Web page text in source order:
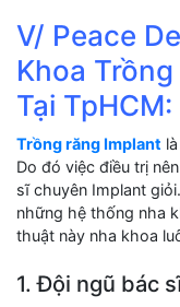
V/ Peace
Khoa
Tại TpHCM:
Trồng răng Implant
Do đó việc điều trị
sĩ chuyên Implant
những hệ thống nha
thuật này nha khoa
1. Đội ngũ bác